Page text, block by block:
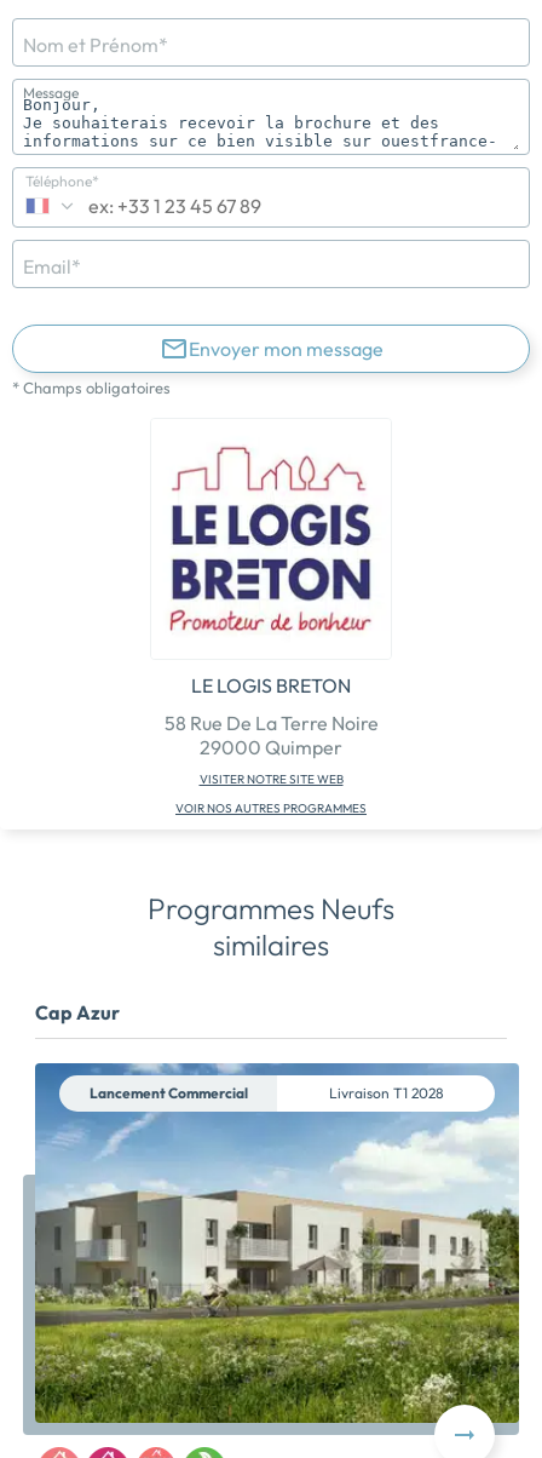
LE LOGIS BRETON
58 Rue De La Terre Noire
29000 Quimper
VISITER NOTRE SITE WEB
VOIR NOS AUTRES PROGRAMMES
Nom et Prénom*
Message
Téléphone*
Email*
Envoyer mon message
* Champs obligatoires
Programmes Neufs
similaires
Cap Azur
Lancement Commercial Livraison T1 2028